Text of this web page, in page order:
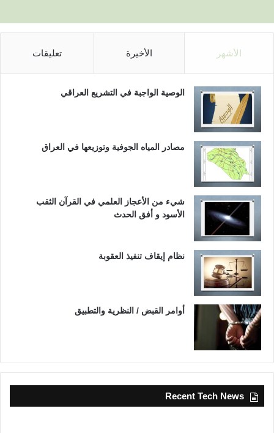
الأشهر الأخيرة تعليقات
الوصية الواجبة في التشريع العراقي
مصادر المياه الجوفية وتوزيعها في العراق
شيء من الأعجاز العلمي في القرآن الثقب
الأسود و أفق الحدث
نظام إيقاف تنفيذ العقوبة
أوامر القبض / النظرية والتطبيق
Recent Tech News